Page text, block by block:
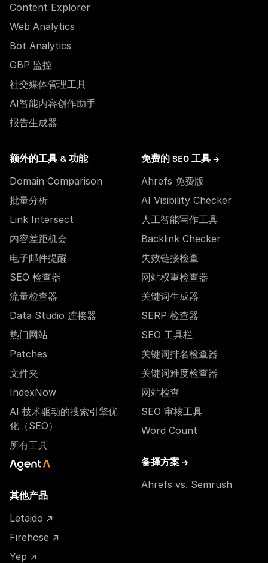
Content Explorer
Web Analytics
Bot Analytics
GBP 监控
社交媒体管理工具
AI智能内容创作助手
报告生成器
额外的工具 & 功能
Domain Comparison
批量分析
Link Intersect
内容差距机会
电子邮件提醒
SEO 检查器
流量检查器
Data Studio 连接器
热门网站
Patches
文件夹
IndexNow
AI 技术驱动的搜索引擎优
化（SEO）
所有工具
其他产品
Letaido ↗
Firehose ↗
Yep ↗
免费的 SEO 工具 →
Ahrefs 免费版
AI Visibility Checker
人工智能写作工具
Backlink Checker
失效链接检查
网站权重检查器
关键词生成器
SERP 检查器
SEO 工具栏
关键词排名检查器
关键词难度检查器
网站检查
SEO 审核工具
Word Count
备择方案 →
Ahrefs vs. Semrush